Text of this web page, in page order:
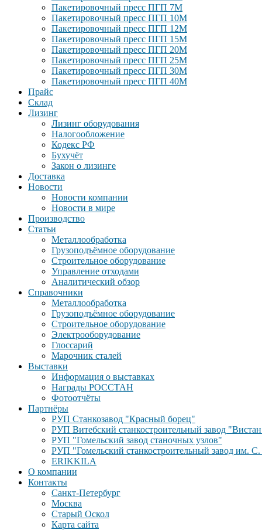
Пакетировочный пресс ПГП 7М
Пакетировочный пресс ПГП 10М
Пакетировочный пресс ПГП 12М
Пакетировочный пресс ПГП 15М
Пакетировочный пресс ПГП 20М
Пакетировочный пресс ПГП 25М
Пакетировочный пресс ПГП 30М
Пакетировочный пресс ПГП 40М
Прайс
Склад
Лизинг
Лизинг оборудования
Налогообложение
Кодекс РФ
Бухучёт
Закон о лизинге
Доставка
Новости
Новости компании
Новости в мире
Производство
Статьи
Металлообработка
Грузоподъёмное оборудование
Строительное оборудование
Управление отходами
Аналитический обзор
Справочники
Металлообработка
Грузоподъёмное оборудование
Строительное оборудование
Электрооборудование
Глоссарий
Марочник сталей
Выставки
Информация о выставках
Награды РОССТАН
Фотоотчёты
Партнёры
РУП Станкозавод "Красный борец"
РУП Витебский станкостроительный завод
РУП "Гомельский завод станочных узлов"
РУП "Гомельский станкостроительный завод им.
ERIKKILA
О компании
Контакты
Санкт-Петербург
Москва
Старый Оскол
Карта сайта